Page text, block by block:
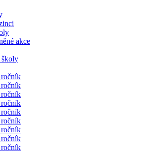
akce
školy
ročník
ročník
ročník
ročník